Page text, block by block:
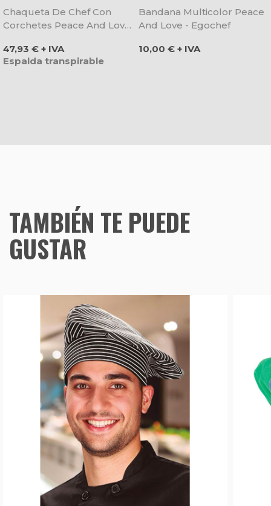
Chaqueta De Chef Con
Corchetes Peace And Love
Precio
47,93 € + IVA
Espalda transpirable
Bandana Multicolor Peace
And Love - Egochef
Precio
10,00 € + IVA
TAMBIÉN TE PUEDE
GUSTAR